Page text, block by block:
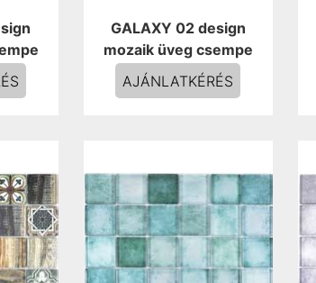
GALAXY 02 design
mozaik üveg csempe
AJÁNLATKÉRÉS